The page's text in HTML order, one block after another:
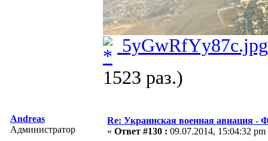
5yGwRfYy87c.jpg
1523 раз.)
Andreas
Администратор
Re: Украинская военная авиация -
« Ответ #130 : 09.07.2014, 15:04:32 pm